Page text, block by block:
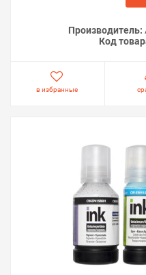
Производитель:
Код
в избранные